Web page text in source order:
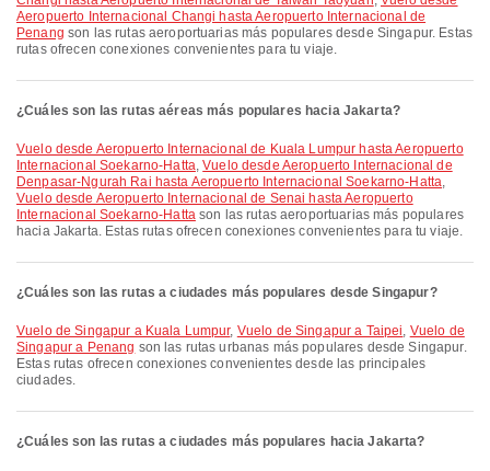
Aeropuerto Internacional Changi hasta Aeropuerto Internacional de
Penang son las rutas aeroportuarias más populares desde Singapur. Estas
rutas ofrecen conexiones convenientes para tu viaje.
¿Cuáles son las rutas aéreas más populares hacia Jakarta?
Vuelo desde Aeropuerto Internacional de Kuala Lumpur hasta Aeropuerto
Internacional Soekarno-Hatta,Vuelo desde Aeropuerto Internacional de
Denpasar-Ngurah Rai hasta Aeropuerto Internacional Soekarno-Hatta,
Vuelo desde Aeropuerto Internacional de Senai hasta Aeropuerto
Internacional Soekarno-Hattason las rutas aeroportuarias más populares
hacia Jakarta. Estas rutas ofrecen conexiones convenientes para tu viaje.
¿Cuáles son las rutas a ciudades más populares desde Singapur?
Vuelo de Singapur a Kuala Lumpur, Vuelo de Singapur a Taipei, Vuelo de
Singapur a Penang son las rutas urbanas más populares desde Singapur.
Estas rutas ofrecen conexiones convenientes desde las principales
ciudades.
¿Cuáles son las rutas a ciudades más populares hacia Jakarta?